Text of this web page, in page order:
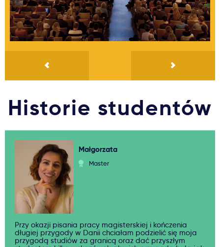
Historie studentów
Małgorzata
Master
Przy okazji pisania pracy magisterskiej i kończenia
długiej przygody w Danii chciałam podzielić się moja
przygodą studiów za granicą oraz dać przyszłym